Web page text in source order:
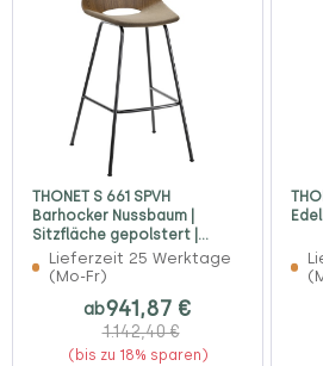
THONET S 661 SPVH
Barhocker Nussbaum |
Sitzfläche gepolstert |
Gestell schwarz matt
Lieferzeit 25 Werktage
(Mo-Fr)
ab941,87 €
1.142,40 €
(bis zu 18% sparen)